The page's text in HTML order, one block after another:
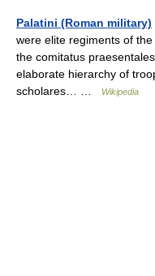
Palatini (Roman military)
were elite regiments of
the comitatus
elaborate hierarchy of
scholares… …
Wikipedia